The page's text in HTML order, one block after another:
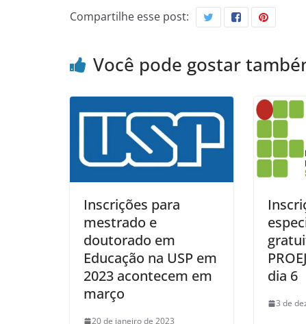
Compartilhe esse post:
Você pode gostar
Inscrições para
mestrado e
doutorado em
Educação na USP em
2023 acontecem em
março
20 de janeiro de 2023
dia 6
3 de